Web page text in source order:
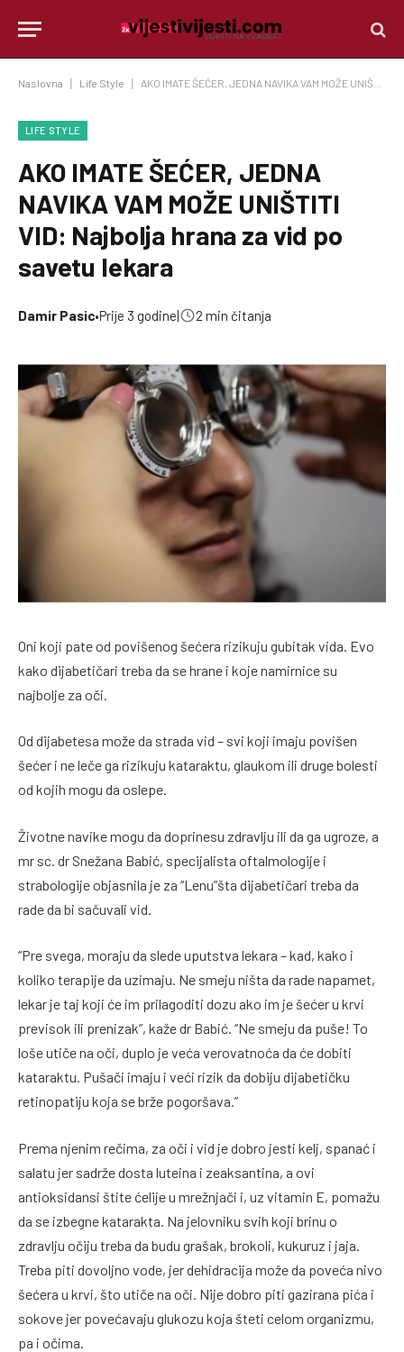
Naslovna Life Style AKO IMATE ŠEĆER, JEDNA NAVIKA VAM MOŽE UNIŠTITI VID: Najbolja hrana za vid po savetu lekara
LIFE STYLE
AKO IMATE ŠEĆER, JEDNA
NAVIKA VAM MOŽE UNIŠTITI
VID: Najbolja hrana za vid po
savetu lekara
Damir Pasic•Prije 3 godine| 2 min čitanja
Oni koji pate od povišenog šećera rizikuju gubitak vida. Evo
kako dijabetičari treba da se hrane i koje namirnice su
najbolje za oči.
Od dijabetesa može da strada vid – svi koji imaju povišen
šećer i ne leče ga rizikuju kataraktu, glaukom ili druge bolesti
od kojih mogu da oslepe.
Životne navike mogu da doprinesu zdravlju ili da ga ugroze, a
mr sc. dr Snežana Babić, specijalista oftalmologije i
strabologije objasnila je za “Lenu”šta dijabetičari treba da
rade da bi sačuvali vid.
“Pre svega, moraju da slede uputstva lekara – kad, kako i
koliko terapije da uzimaju. Ne smeju ništa da rade napamet,
lekar je taj koji će im prilagoditi dozu ako im je šećer u krvi
previsok ili prenizak”, kaže dr Babić. “Ne smeju da puše! To
loše utiče na oči, duplo je veća verovatnoća da će dobiti
kataraktu. Pušači imaju i veći rizik da dobiju dijabetičku
retinopatiju koja se brže pogoršava.”
Prema njenim rečima, za oči i vid je dobro jesti kelj, spanać i
salatu jer sadrže dosta luteina i zeaksantina, a ovi
antioksidansi štite ćelije u mrežnjači i, uz vitamin E, pomažu
da se izbegne katarakta. Na jelovniku svih koji brinu o
zdravlju očiju treba da budu grašak, brokoli, kukuruz i jaja.
Treba piti dovoljno vode, jer dehidracija može da poveća nivo
šećera u krvi, što utiče na oči. Nije dobro piti gazirana pića i
sokove jer povećavaju glukozu koja šteti celom organizmu,
pa i očima.